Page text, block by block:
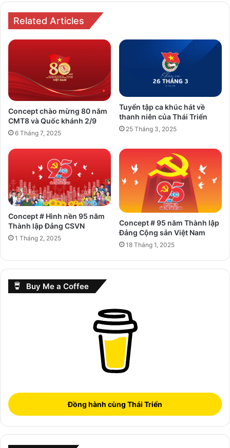
sự
hỗ
trợ
(update...)
Related Articles
Concept chào mừng 80 năm
CMT8 và Quốc khánh 2/9
6 Tháng 7, 2025
Tuyển tập ca khúc hát về
thanh niên của Thái Triển
25 Tháng 3, 2025
Concept # Hình nền 95 năm
Thành lập Đảng CSVN
1 Tháng 2, 2025
Concept # 95 năm Thành lập
Đảng Cộng sản Việt Nam
18 Tháng 1, 2025
Buy Me a Coffee
Đồng hành cùng Thái Triển